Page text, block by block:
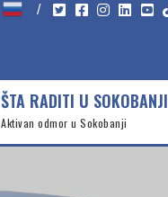
/
ŠTA RADITI U SOKOBANJI
Aktivan odmor u Sokobanji